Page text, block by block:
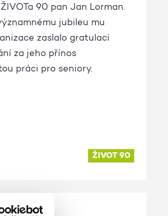
90 pan Jan Lorman.
jubileu mu
zaslalo gratulaci
za jeho přínos
práci pro seniory.
ŽIVOT 90